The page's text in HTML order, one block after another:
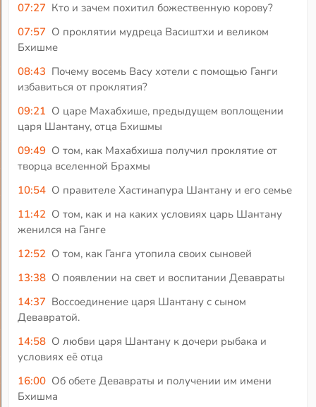
07:27 Кто и зачем похитил божественную корову?
07:57 О проклятии мудреца Васиштхи и великом
Бхишме
08:43 Почему восемь Васу хотели с помощью Ганги
избавиться от проклятия?
09:21 О царе Махабхише, предыдущем воплощении
царя Шантану, отца Бхишмы
09:49 О том, как Махабхиша получил проклятие от
творца вселенной Брахмы
10:54 О правителе Хастинапура Шантану и его семье
11:42 О том, как и на каких условиях царь Шантану
женился на Ганге
12:52 О том, как Ганга утопила своих сыновей
13:38 О появлении на свет и воспитании Девавраты
14:37 Воссоединение царя Шантану с сыном
Девавратой.
14:58 О любви царя Шантану к дочери рыбака и
условиях её отца
16:00 Об обете Девавраты и получении им имени
Бхишма